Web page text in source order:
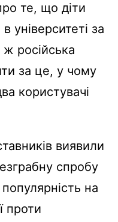
те, що діти
університеті за
російська
за це, у чому
користувачі
виявили
спробу
на
проти